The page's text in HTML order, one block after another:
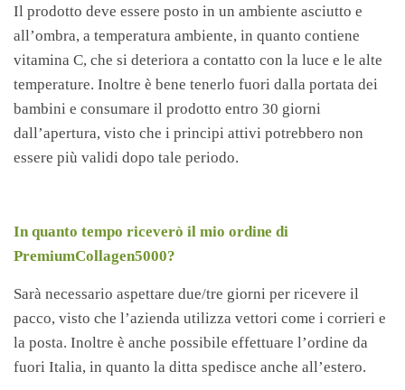
Il prodotto deve essere posto in un ambiente asciutto e
all’ombra, a temperatura ambiente, in quanto contiene
vitamina C, che si deteriora a contatto con la luce e le alte
temperature. Inoltre è bene tenerlo fuori dalla portata dei
bambini e consumare il prodotto entro 30 giorni
dall’apertura, visto che i principi attivi potrebbero non
essere più validi dopo tale periodo.
In quanto tempo riceverò il mio ordine di
PremiumCollagen5000?
Sarà necessario aspettare due/tre giorni per ricevere il
pacco, visto che l’azienda utilizza vettori come i corrieri e
la posta. Inoltre è anche possibile effettuare l’ordine da
fuori Italia, in quanto la ditta spedisce anche all’estero.